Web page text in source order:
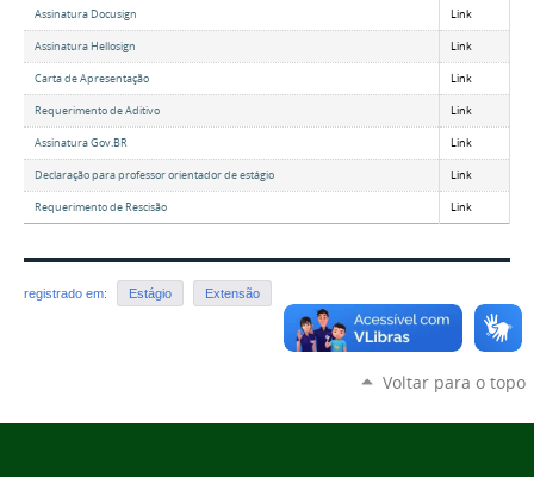
Assinatura Docusign Link
Assinatura Hellosign Link
Carta de Apresentação Link
Requerimento de Aditivo Link
Assinatura Gov.BR Link
Declaração para professor orientador de estágio Link
Requerimento de Rescisão Link
registrado em: Estágio Extensão
Voltar para o topo